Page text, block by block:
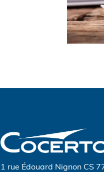
1 rue Édouard Nignon CS